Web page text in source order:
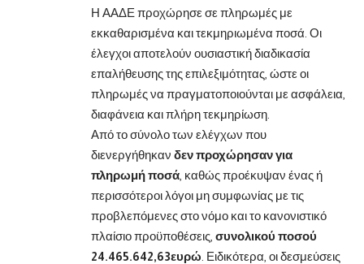
Η ΑΑΔΕ προχώρησε σε πληρωμές με
εκκαθαρισμένα και τεκμηριωμένα ποσά. Οι
έλεγχοι αποτελούν ουσιαστική διαδικασία
επαλήθευσης της επιλεξιμότητας, ώστε οι
πληρωμές να πραγματοποιούνται με ασφάλεια,
διαφάνεια και πλήρη τεκμηρίωση.
Από το σύνολο των ελέγχων που
διενεργήθηκαν δεν προχώρησαν για
πληρωμή ποσά , καθώς προέκυψαν ένας ή
περισσότεροι λόγοι μη συμφωνίας με τις
προβλεπόμενες στο νόμο και το κανονιστικό
πλαίσιο προϋποθέσεις, συνολικού ποσού
24.465.642,63ευρώ . Ειδικότερα, οι δεσμεύσεις